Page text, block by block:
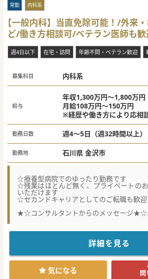
常勤 内科系
【一般内科】当直免除可能！/外来
ど/働き方相談可/ベテラン医師も
週4日以下 在宅・訪問 年齢不問・ベテラン歓迎
募集科目 内科系
給与
年収1,300万円～1,800万円
月給108万円～150万円
※経歴や働き方により応相
勤務日数 週4～5日（週32時間以上）
勤務地 石川県 金沢市
☆療養型病院でのゆったり勤務です
☆残業はほとんど無く、プライベートの
いただけます
☆セカンドキャリアとしてのご転職も歓
★☆コンサルタントからのメッセージ★☆
主に病棟管理・外来診療をご対応いただ
内科対応が可能な先生でしたらご専門を
働き方もご相談できますので、是非お気
ださい。
#秋入職可
詳細を見る
気になる